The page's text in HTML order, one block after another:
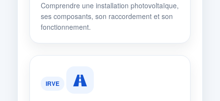
Comprendre une installation photovoltaïque,
ses composants, son raccordement et son
fonctionnement.
IRVE